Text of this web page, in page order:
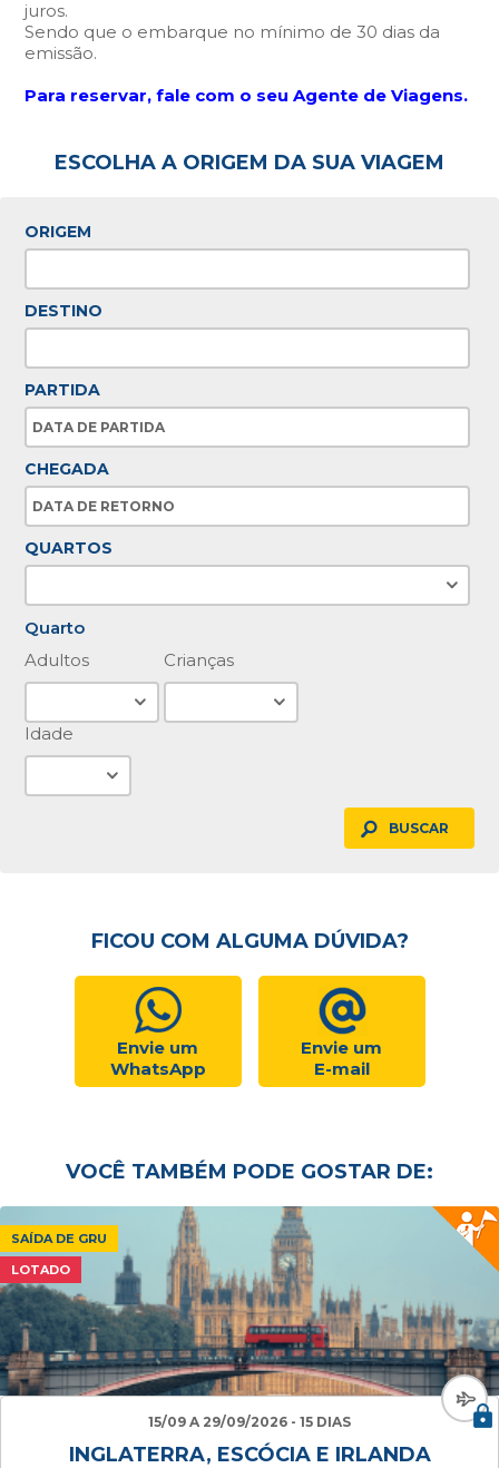
juros.
Sendo que o embarque no mínimo de 30 dias da
emissão.
Para reservar, fale com o seu Agente de Viagens.
ESCOLHA A ORIGEM DA SUA VIAGEM
ORIGEM
DESTINO
PARTIDA
CHEGADA
QUARTOS
Quarto
Adultos
Crianças
Idade
BUSCAR
FICOU COM ALGUMA DÚVIDA?
Envie um
WhatsApp
Envie um
E-mail
VOCÊ TAMBÉM PODE GOSTAR DE:
SAÍDA DE GRU
LOTADO
15/09 A 29/09/2026 - 15 DIAS
INGLATERRA, ESCÓCIA E IRLANDA